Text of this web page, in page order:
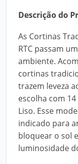
Descrição do
As Cortinas
RTC passam
ambiente.
cortinas
trazem leveza
escolha com
Liso. Esse
indicado para
bloquear o sol
luminosidade